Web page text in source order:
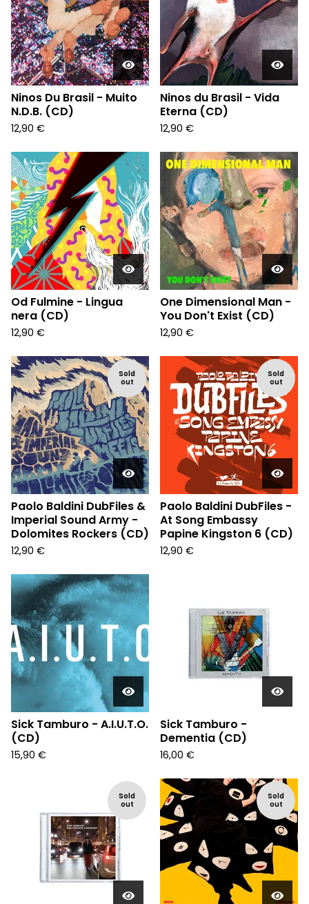
Ninos Du Brasil - Muito
N.D.B. (CD)
12,90 €
Ninos du Brasil - Vida
Eterna (CD)
12,90 €
Od Fulmine - Lingua
nera (CD)
12,90 €
One Dimensional Man -
You Don't Exist (CD)
12,90 €
Sold
out
Paolo Baldini DubFiles &
Imperial Sound Army -
Dolomites Rockers (CD)
12,90 €
Sold
out
Paolo Baldini DubFiles -
At Song Embassy
Papine Kingston 6 (CD)
12,90 €
Sick Tamburo - A.I.U.T.O.
(CD)
15,90 €
Sick Tamburo -
Dementia (CD)
16,00 €
Sold
out
Sold
out